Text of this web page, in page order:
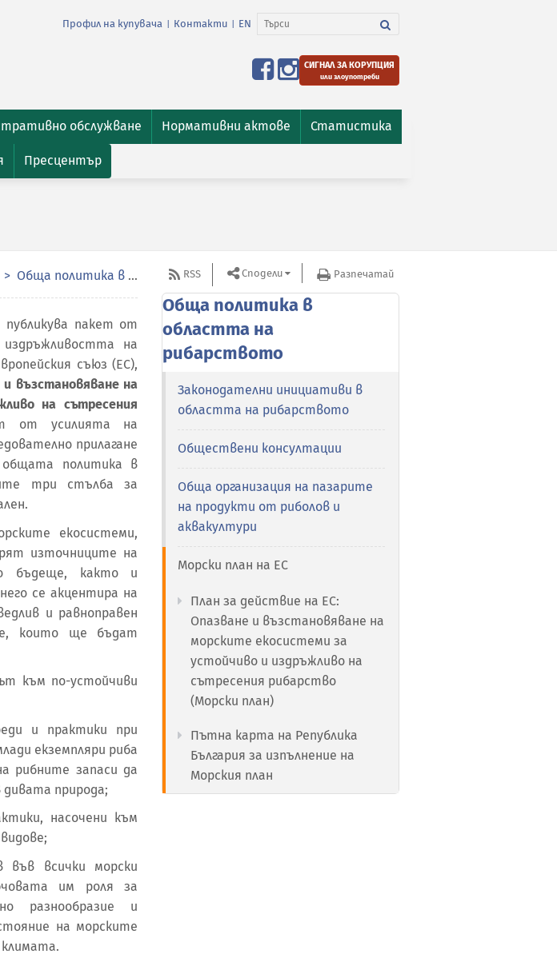
Профил на купувача Контакти EN
СИГНАЛ ЗА КОРУПЦИЯ
или злоупотреби
обслужване Нормативни актове Статистика
Пресцентър
Обща политика в областта на рибарството
публикува пакет от
на
съюз (ЕС),
възстановяване на
на сътресения
от усилията на
прилагане
политика в
три стълба за
екосистеми,
източниците на
бъдеще, както и
се акцентира на
и равноправен
които ще бъдат
към по-устойчиви
и практики при
екземпляри риба
рибните запаси да
природа;
насочени към
във всички морски
им роля за
разнообразие и
на морските
RSS Сподели Разпечатай
Обща политика в
областта на
рибарството
Законодателни инициативи в
областта на рибарството
Обществени консултации
Обща организация на пазарите
на продукти от риболов и
аквакултури
Морски план на ЕС
План за действие на ЕС:
Опазване и възстановяване на
морските екосистеми за
устойчиво и издръжливо на
сътресения рибарство
(Морски план)
Пътна карта на Република
България за изпълнение на
Морския план